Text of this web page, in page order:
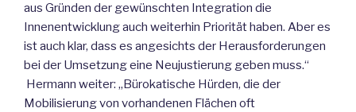
aus Gründen der gewünschten Integration die
Innenentwicklung auch weiterhin Priorität haben. Aber es
ist auch klar, dass es angesichts der Herausforderungen
bei der Umsetzung eine Neujustierung geben muss.“
Hermann weiter: „Bürokatische Hürden, die der
Mobilisierung von vorhandenen Flächen oft